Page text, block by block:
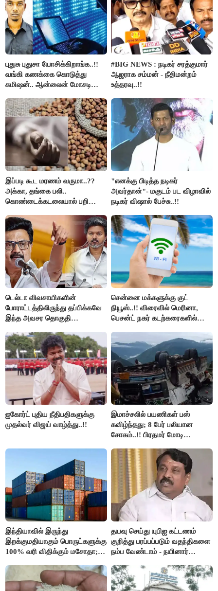
புதுசு புதுசா யோசிக்கிறாங்க..!!
வங்கி கணக்கை கொடுத்து
கமிஷன்.. ஆன்லைன் மோசடி
கைது..!!
#BIG NEWS : நடிகர் சரத்குமார்
ஆஜராக சம்மன் - நீதிமன்றம்
உத்தரவு..!!
இப்படி கூட மரணம் வருமா..??
அக்கா, தங்கை பலி..
கொண்டைக்கடலையால் பறிபோன
"எனக்கு பிடித்த நடிகர்
அவர்தான்"- மகுடம் பட விழாவில்
நடிகர் விஷால் பேச்சு..!!
டெல்டா விவசாயிகளின்
போராட்டத்திலிருந்து தப்பிக்கவே
இந்த அவசர தொகுதி
அரங்கேற்றுகிறார் முதலமைச்சர் -
திமுக ஐடி விங்..!!
சென்னை மக்களுக்கு குட்
நியூஸ்..!! விரைவில் மெரினா,
பெசன்ட் நகர் கடற்கரைகளில்
ஐகோர்ட் புதிய நீதிபதிகளுக்கு
முதல்வர் விஜய் வாழ்த்து..!!
இமாச்சலில் பயணிகள் பஸ்
கவிழ்ந்தது; 8 பேர் பலியான
சோகம்..!! பிரதமர் மோடி
இந்தியாவில் இருந்து
இறக்குமதியாகும் பொருட்களுக்கு
100% வரி விதிக்கும் மசோதா;
தயவு செய்து யுபிஐ கட்டணம்
குறித்து பரப்பப்படும் வதந்திகளை
நம்ப வேண்டாம் - நயினார்